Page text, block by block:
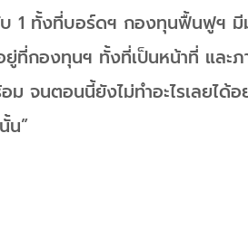
นับ 1 ทั้งที่บอร์ดฯ กองทุนฟื้นฟูฯ
ยู่ที่กองทุนฯ ทั้งที่เป็นหน้าที่ และ
จนตอนนี้ยังไม่ทำอะไรเลยได้อ
น”